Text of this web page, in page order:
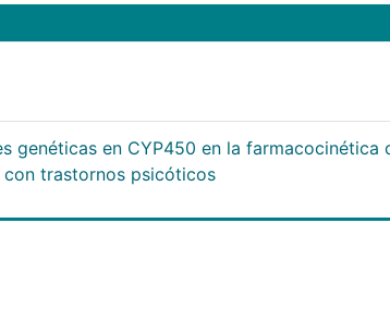
genéticas en CYP450 en la farmacocinética
trastornos psicóticos